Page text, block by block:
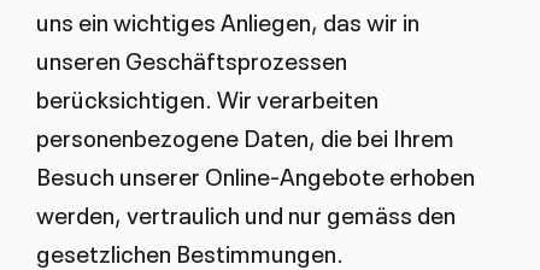
uns ein wichtiges Anliegen, das wir in
unseren Geschäftsprozessen
berücksichtigen. Wir verarbeiten
personenbezogene Daten, die bei Ihrem
Besuch unserer Online-Angebote erhoben
werden, vertraulich und nur gemäss den
gesetzlichen Bestimmungen.